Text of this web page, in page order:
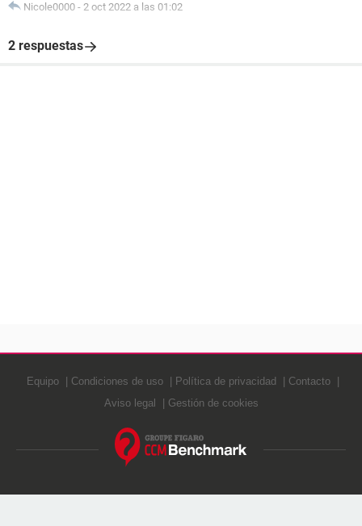
Nicole0000 - 2 oct 2022 a las 01:02
2 respuestas
Equipo Condiciones de uso Política de privacidad
Contacto
Aviso legal
Gestión de cookies